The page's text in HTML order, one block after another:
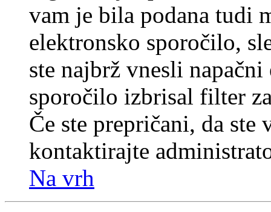
vam je bila podana tudi
elektronsko sporočilo,
ste najbrž vnesli
sporočilo izbrisal filter
Če ste prepričani, da
kontaktirajte
Na vrh